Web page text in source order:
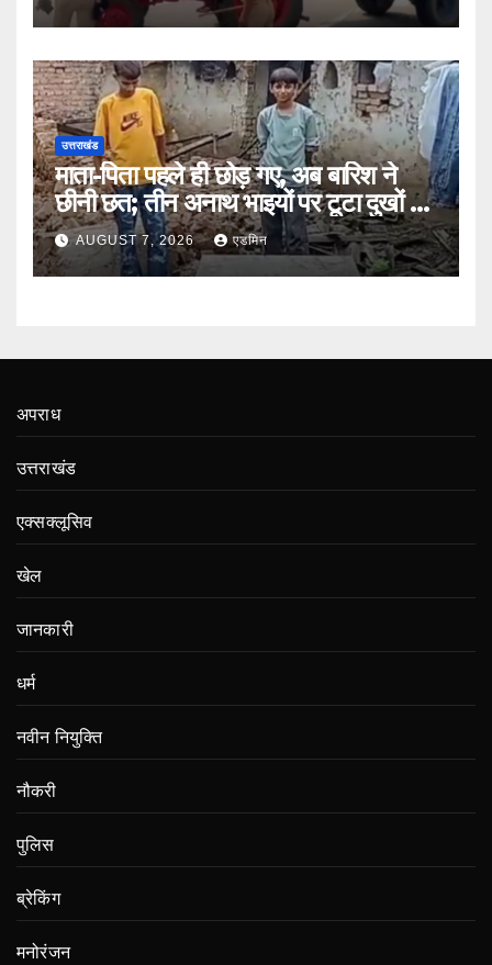
उत्तराखंड
माता-पिता पहले ही छोड़ गए, अब बारिश ने
छीनी छत; तीन अनाथ भाइयों पर टूटा दुखों का
पहाड़AUGUST 7, 2026 एडमिन
अपराध
उत्तराखंड
एक्सक्लूसिव
खेल
जानकारी
धर्म
नवीन नियुक्ति
नौकरी
पुलिस
ब्रेकिंग
मनोरंजन